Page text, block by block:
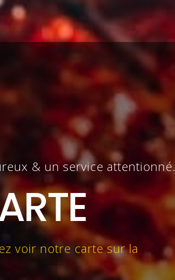
& un service attentionné.
voir notre carte sur la